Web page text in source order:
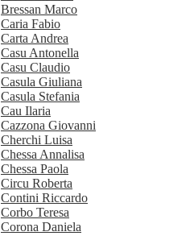
Bressan Marco
Caria Fabio
Carta Andrea
Casu Antonella
Casu Claudio
Casula Giuliana
Casula Stefania
Cau Ilaria
Cazzona Giovanni
Cherchi Luisa
Chessa Annalisa
Chessa Paola
Circu Roberta
Contini Riccardo
Corbo Teresa
Corona Daniela